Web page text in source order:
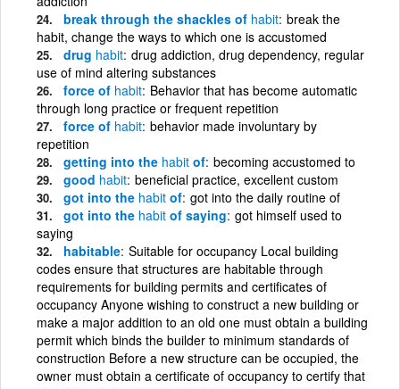
break through the shackles of habit break the
habit, change the ways to which one is accustomed
drug habit drug addiction, drug dependency, regular
use of mind altering substances
force of habit Behavior that has become automatic
through long practice or frequent repetition
force of habit behavior made involuntary by
repetition
getting into the habit of becoming accustomed to
good habit beneficial practice, excellent custom
got into the habit of got into the daily routine of
got into the habit of saying got himself used to
saying
habitable Suitable for occupancy Local building
codes ensure that structures are habitable through
requirements for building permits and certificates of
occupancy Anyone wishing to construct a new building or
make a major addition to an old one must obtain a building
permit which binds the builder to minimum standards of
construction Before a new structure can be occupied, the
owner must obtain a certificate of occupancy to certify that